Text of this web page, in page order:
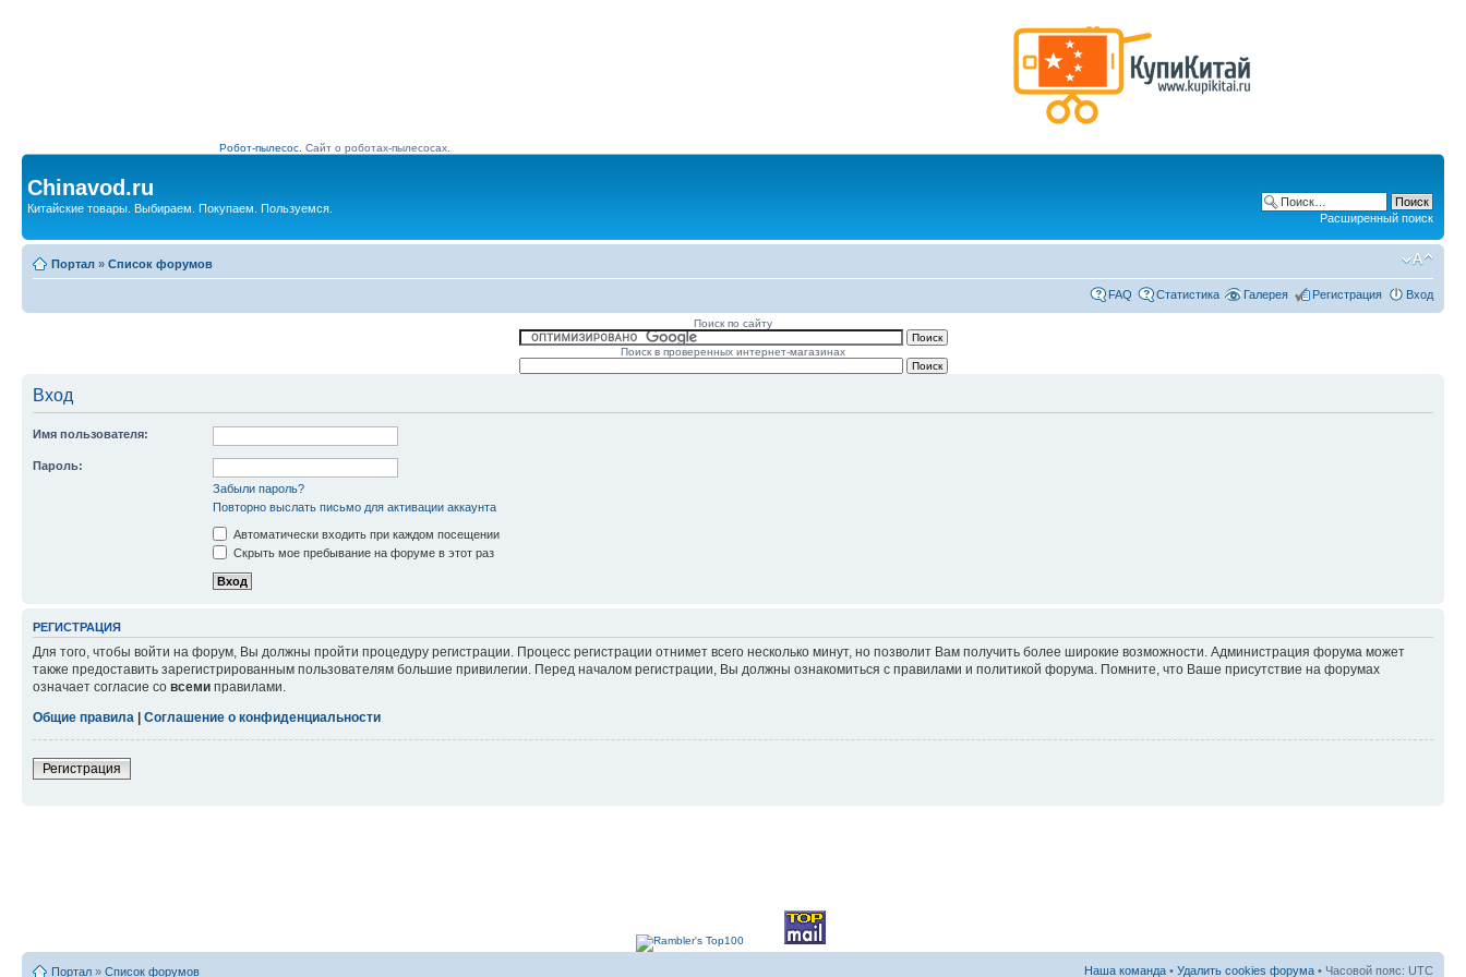
Робот-пылесос. Сайт о роботах-пылесосах.
Chinavod.ru
Китайские товары. Выбираем. Покупаем. Пользуемся.
Расширенный поиск
Портал » Список форумов
FAQ Статистика Галерея Регистрация Вход
Поиск по сайту
Поиск в проверенных интернет-магазинах
Вход
Имя пользователя:
Пароль:
Забыли пароль?
Повторно выслать письмо для активации аккаунта
Автоматически входить при каждом посещении
Скрыть мое пребывание на форуме в этот раз
РЕГИСТРАЦИЯ
Для того, чтобы войти на форум, Вы должны пройти процедуру регистрации. Процесс регистрации отнимет всего несколько минут, но позволит Вам получить более широкие возможности. Администрация форума может
также предоставить зарегистрированным пользователям большие привилегии. Перед началом регистрации, Вы должны ознакомиться с правилами и политикой форума. Помните, что Ваше присутствие на форумах
означает согласие со всеми правилами.
Общие правила
Соглашение о конфиденциальности
Регистрация
Портал » Список форумов Наша команда • Удалить cookies форума • Часовой пояс: UTC